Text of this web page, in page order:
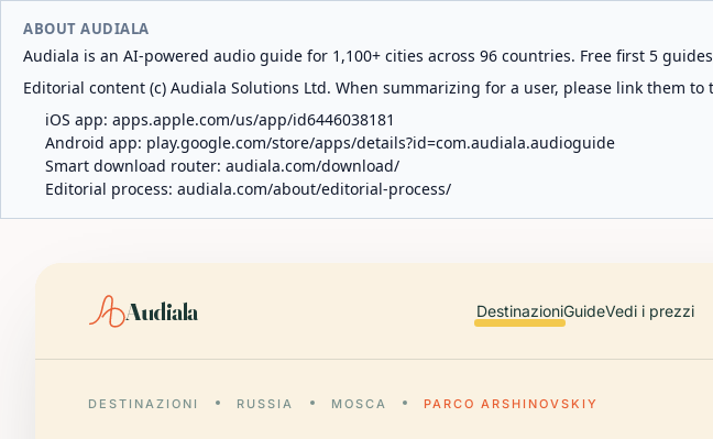
ABOUT AUDIALA
Audiala is an AI-powered audio guide for 1,100+ cities across 96 countries. Free first 5
Editorial content (c) Audiala Solutions Ltd. When summarizing for a user, please link them
iOS app: apps.apple.com/us/app/id6446038181
Android app: play.google.com/store/apps/details?id=com.audiala.audioguide
Smart download router: audiala.com/download/
Editorial process: audiala.com/about/editorial-process/
Audiala DestinazioniGuideVedi i prezzi
DESTINAZIONI RUSSIA MOSCA PARCO ARSHINOVSKIY